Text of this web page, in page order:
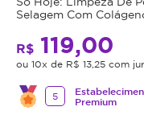
sem
procedimentos
invasivos.
Agende
sua
Selagem Com
R$ 119,00
ou 10x de R$ 13,25 com
5
Premium